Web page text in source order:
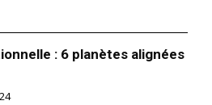
: 6 planètes alignées